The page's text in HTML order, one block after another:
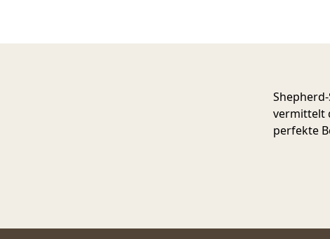
vermittelt
perfekte